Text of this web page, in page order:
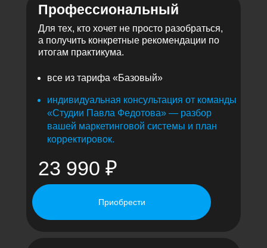
Профессиональный
23 990 ₽
индивидуальная консультация от команды
«Студии Павла Федотова» — разбор
вашей маркетинговой системы и план
корректировок.
все из тарифа «Базовый»
Приобрести
Для тех, кто хочет не просто разобраться,
а получить конкретные рекомендации по
итогам практикума.